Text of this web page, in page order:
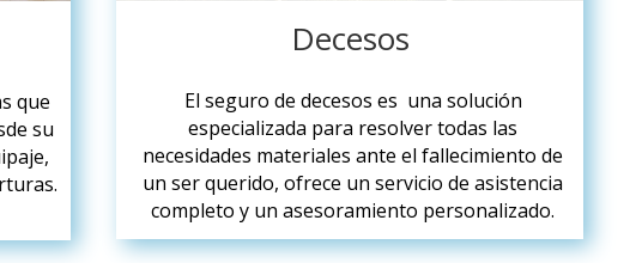
que
su
Decesos
El seguro de decesos es una solución
especializada para resolver todas las
necesidades materiales ante el fallecimiento de
un ser querido, ofrece un servicio de asistencia
completo y un asesoramiento personalizado.